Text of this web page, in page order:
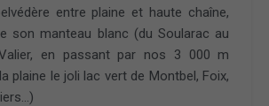
entre plaine et haute chaîne,
son manteau blanc (du Soularac au
en passant par nos 3 000 m
plaine le joli lac vert de Montbel, Foix,